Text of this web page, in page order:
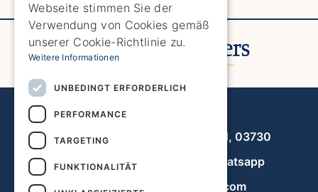
Javea Home Finders
Avenida de la Libertad 19, local 11, 03730
+34 966 470 133
Whatsapp
info@javeahomefinders.com
FRENCH
DUTCH
Webseite stimmen Sie der
Verwendung von Cookies gemäß
unserer Cookie-Richtlinie zu.
Weitere Informationen
UNBEDINGT ERFORDERLICH
PERFORMANCE
TARGETING
FUNKTIONALITÄT